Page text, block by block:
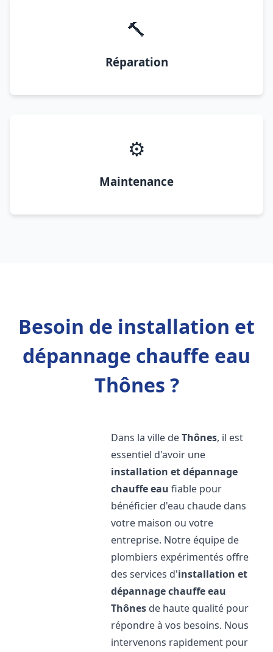
🔨
Réparation
⚙️
Maintenance
Besoin de installation et
dépannage chauffe eau
Thônes ?
Dans la ville deThônes, il est
essentiel d'avoir une
installation et dépannage
chauffe eau fiable pour
bénéficier d'eau chaude dans
votre maison ou votre
entreprise. Notre équipe de
plombiers expérimentés offre
des services d'installation et
dépannage chauffe eau
Thônes de haute qualité pour
répondre à vos besoins. Nous
intervenons rapidement pour